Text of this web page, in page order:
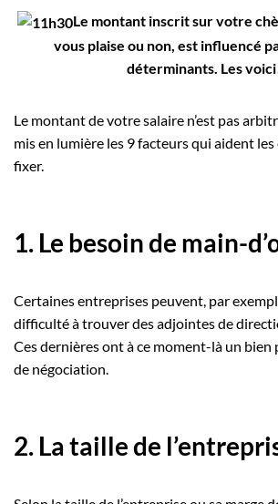
Le montant inscrit sur votre
vous plaise ou non, est influencé
déterminants. Les
Le montant de votre salaire n’est pas
mis en lumière les 9 facteurs qui aident
fixer.
1. Le besoin de main-
Certaines entreprises peuvent, par
difficulté à trouver des adjointes de
Ces dernières ont à ce moment-là un
de négociation.
2. La taille de